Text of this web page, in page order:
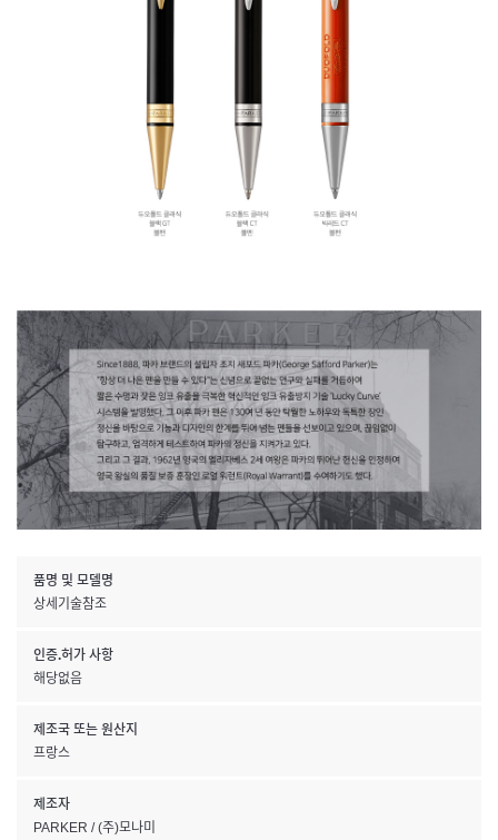
품명 및 모델명
상세기술참조
인증.허가 사항
해당없음
제조국 또는 원산지
프랑스
제조자
PARKER / (주)모나미